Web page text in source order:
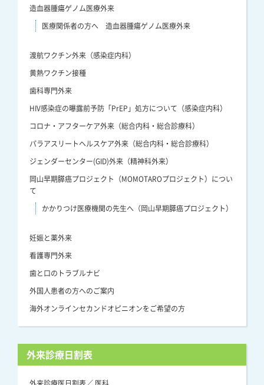
造血器腫瘍ゲノム医療外来
医療関係者の方へ 造血器腫瘍ゲノム医療外来
渡航ワクチン外来（感染症内科）
黄熱ワクチン接種
歯科専門外来
HIV感染症の曝露前予防「PrEP」処方について（感染症内科）
コロナ・アフターケア外来（総合内科・総合診療科）
パラアスリートヘルスケア外来（総合内科・総合診療科）
ジェンダーセンター(GID)外来（精神科外来）
岡山早期膵癌プロジェクト（MOMOTAROプロジェクト）につい
て
かかりつけ医療機関の先生へ（岡山早期膵癌プロジェクト）
妊娠と薬外来
看護専門外来
歯と口のトラブルナビ
外国人患者の方へのご案内
海外オンラインセカンドオピニオンをご希望の方
外来診療日割表